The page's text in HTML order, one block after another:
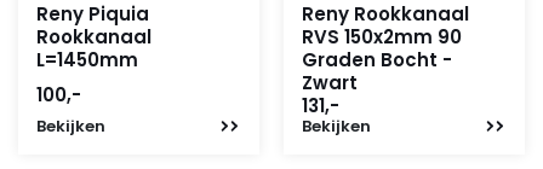
Reny Piquia
Rookkanaal
L=1450mm
100,-
Bekijken
Reny Rookkanaal
RVS 150x2mm 90
Graden Bocht -
Zwart
131,-
Bekijken